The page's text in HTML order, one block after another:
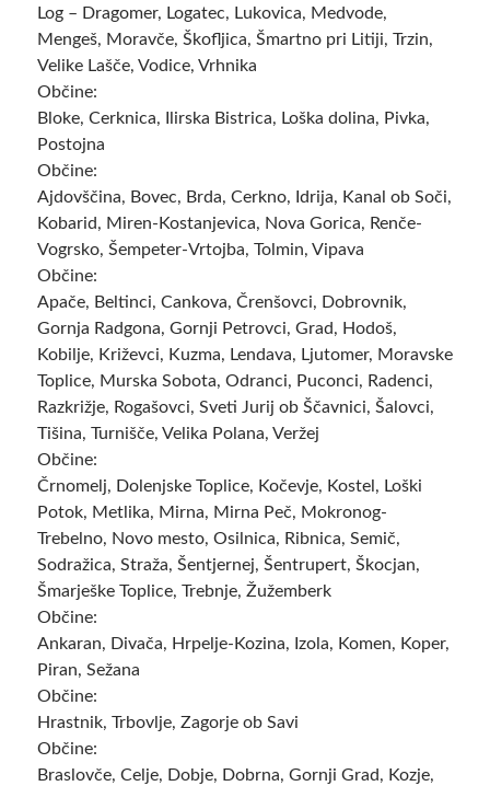
Log – Dragomer, Logatec, Lukovica, Medvode,
Mengeš, Moravče, Škofljica, Šmartno pri Litiji, Trzin,
Velike Lašče, Vodice, Vrhnika
Občine:
Bloke, Cerknica, Ilirska Bistrica, Loška dolina, Pivka,
Postojna
Občine:
Ajdovščina, Bovec, Brda, Cerkno, Idrija, Kanal ob Soči,
Kobarid, Miren-Kostanjevica, Nova Gorica, Renče-
Vogrsko, Šempeter-Vrtojba, Tolmin, Vipava
Občine:
Apače, Beltinci, Cankova, Črenšovci, Dobrovnik,
Gornja Radgona, Gornji Petrovci, Grad, Hodoš,
Kobilje, Križevci, Kuzma, Lendava, Ljutomer, Moravske
Toplice, Murska Sobota, Odranci, Puconci, Radenci,
Razkrižje, Rogašovci, Sveti Jurij ob Ščavnici, Šalovci,
Tišina, Turnišče, Velika Polana, Veržej
Občine:
Črnomelj, Dolenjske Toplice, Kočevje, Kostel, Loški
Potok, Metlika, Mirna, Mirna Peč, Mokronog-
Trebelno, Novo mesto, Osilnica, Ribnica, Semič,
Sodražica, Straža, Šentjernej, Šentrupert, Škocjan,
Šmarješke Toplice, Trebnje, Žužemberk
Občine:
Ankaran, Divača, Hrpelje-Kozina, Izola, Komen, Koper,
Piran, Sežana
Občine:
Hrastnik, Trbovlje, Zagorje ob Savi
Občine:
Braslovče, Celje, Dobje, Dobrna, Gornji Grad, Kozje,